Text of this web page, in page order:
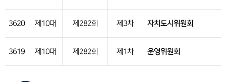
3620 제10대 제282회 제3차 자치도시위원회
3619 제10대 제282회 제1차 운영위원회